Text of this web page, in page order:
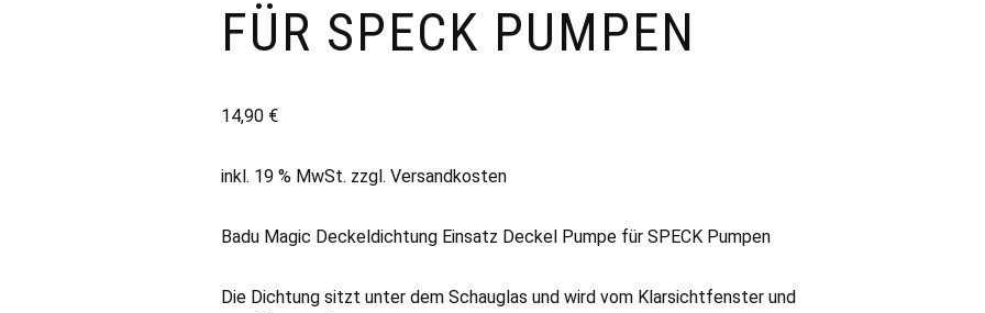
FÜR SPECK PUMPEN
14,90 €
inkl. 19 % MwSt. zzgl.Versandkosten
Badu Magic Deckeldichtung Einsatz Deckel Pumpe für SPECK Pumpen
Die Dichtung sitzt unter dem Schauglas und wird vom Klarsichtfenster und